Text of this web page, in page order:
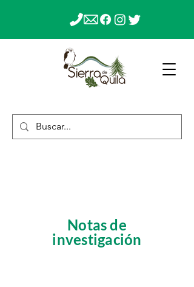
Notas de
investigación